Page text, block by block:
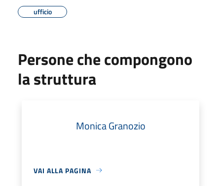
ufficio
Persone che compongono
la struttura
Monica Granozio
VAI ALLA PAGINA